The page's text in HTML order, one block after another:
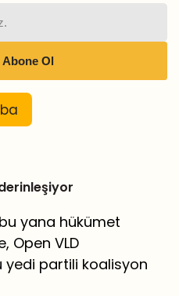
yana hükümet
Open VLD
partili koalisyon